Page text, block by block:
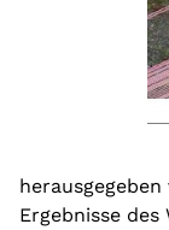
Ergebnisse